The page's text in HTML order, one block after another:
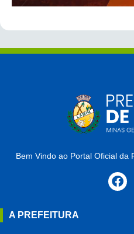
Bem Vindo ao Portal Oficial da
A PREFEITURA